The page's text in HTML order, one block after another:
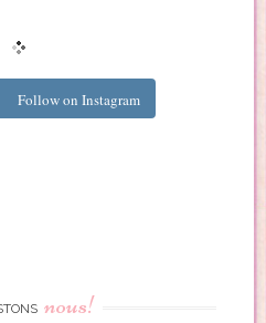
Follow on Instagram
nous!